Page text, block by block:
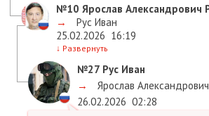
№10 Ярослав Александрович
→
Рус Иван
25.02.2026 16:19
↓ Развернуть
№27 Рус Иван
→
Ярослав
26.02.2026 02:28